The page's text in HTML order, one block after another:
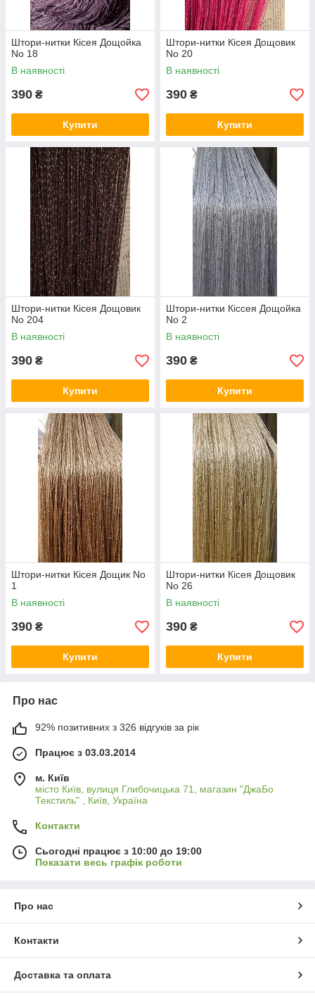
Штори-нитки Кісея Дощойка
No 18
В наявності
390 ₴
Купити
Штори-нитки Кісея Дощовик
No 20
В наявності
390 ₴
Купити
Штори-нитки Кісея Дощовик
No 204
В наявності
390 ₴
Купити
Штори-нитки Кіссея Дощойка
No 2
В наявності
390 ₴
Купити
Штори-нитки Кісея Дощик No
1
В наявності
390 ₴
Купити
Штори-нитки Кісея Дощовик
No 26
В наявності
390 ₴
Купити
Про нас
92% позитивних з 326 відгуків за рік
Працює з 03.03.2014
м. Київ
місто Київ, вулиця Глибочицька 71, магазин "ДжаБо
Текстиль" , Київ, Україна
Контакти
Сьогодні працює з 10:00 до 19:00
Показати весь графік роботи
Про нас
Контакти
Доставка та оплата